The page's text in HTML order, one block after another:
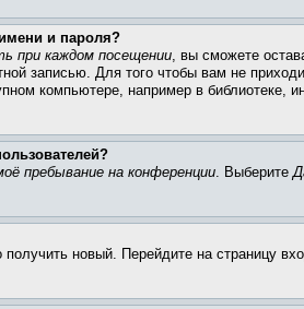
и пароля?
при каждом посещении, вы сможете
записью. Для того чтобы вам не
компьютере, например в библиотеке,
пребывание на конференции. Выберите
получить новый. Перейдите на страницу